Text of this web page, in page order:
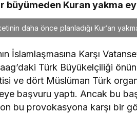
büyümeden Kuran yakma
daha önce planladığı Kur’an
İslamlaşmasına Karşı
Türk Büyükelçiliği
ve dört Müslüman Türk
başvuru yaptı. Ancak bu
bu provokasyona karşı bir